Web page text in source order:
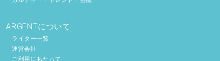
ARGENTについて
ライター一覧
運営会社
ご利用にあたって